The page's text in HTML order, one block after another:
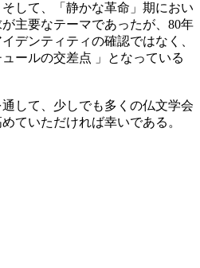
して、「静かな革命」期におい
主要なテーマであったが、80年
デンティティの確認ではなく、
ールの交差点 」となっている
して、少しでも多くの仏文学会
ていただければ幸いである。